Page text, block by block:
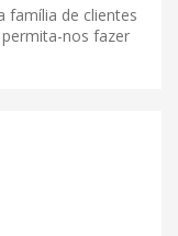
família de clientes
nos fazer